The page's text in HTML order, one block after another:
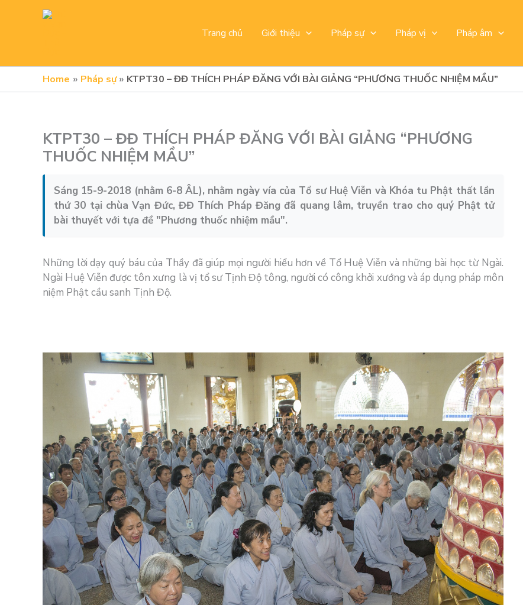
Trang chủ Giới thiệu Pháp sự Pháp vị Pháp âm
Home Pháp sự KTPT30 – ĐĐ THÍCH PHÁP ĐĂNG VỚI BÀI GIẢNG “PHƯƠNG THUỐC NHIỆM MẦU”
KTPT30 – ĐĐ THÍCH PHÁP ĐĂNG VỚI BÀI GIẢNG “PHƯƠNG
THUỐC NHIỆM MẦU”
Sáng 15-9-2018 (nhằm 6-8 ÂL), nhằm ngày vía của Tổ sư Huệ Viễn và Khóa tu Phật thất lần
thứ 30 tại chùa Vạn Đức, ĐĐ Thích Pháp Đăng đã quang lâm, truyền trao cho quý Phật tử
bài thuyết với tựa đề "Phương thuốc nhiệm mầu".
Những lời dạy quý báu của Thầy đã giúp mọi người hiểu hơn về Tổ Huệ Viễn và những bài học từ Ngài.
Ngài Huệ Viễn được tôn xưng là vị tổ sư Tịnh Độ tông, người có công khởi xướng và áp dụng pháp môn
niệm Phật cầu sanh Tịnh Độ.